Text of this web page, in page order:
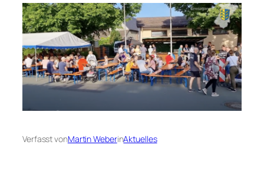
Verfasst vonMartin WeberinAktuelles